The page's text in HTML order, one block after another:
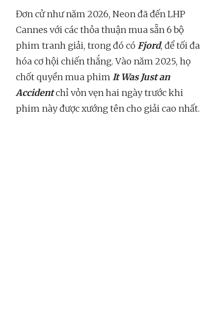
Đơn cử như năm 2026, Neon đã đến LHP
Cannes với các thỏa thuận mua sẵn 6 bộ
phim tranh giải, trong đó có Fjord, để tối đa
hóa cơ hội chiến thắng. Vào năm 2025, họ
chốt quyền mua phim It Was Just an
Accidentchỉ vỏn vẹn hai ngày trước khi
phim này được xướng tên cho giải cao nhất.